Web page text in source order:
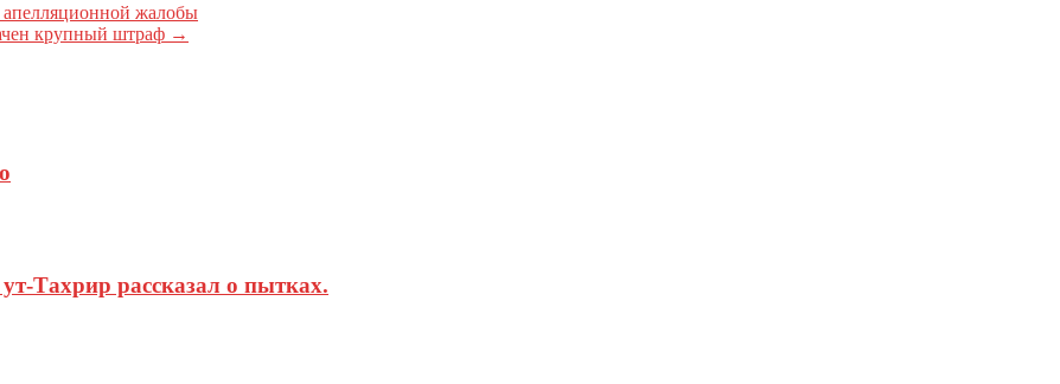
апелляционной жалобы
крупный штраф →
Тахрир рассказал о пытках.